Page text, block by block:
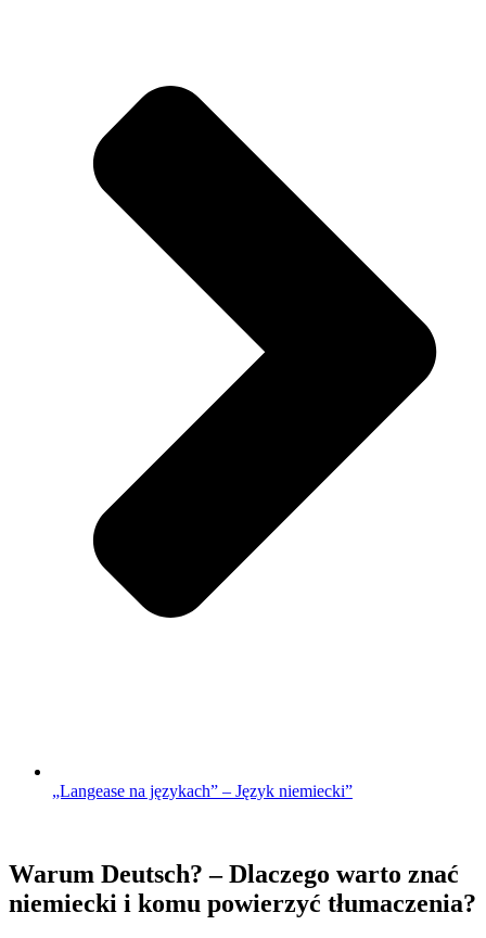
„Langease na językach” – Język niemiecki”
Warum Deutsch? – Dlaczego warto znać
niemiecki i komu powierzyć tłumaczenia?